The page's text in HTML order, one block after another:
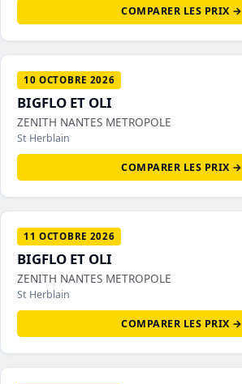
COMPARER LES PRIX →
10 OCTOBRE 2026
BIGFLO ET OLI
ZENITH NANTES METROPOLE
St Herblain
COMPARER LES PRIX →
11 OCTOBRE 2026
BIGFLO ET OLI
ZENITH NANTES METROPOLE
St Herblain
COMPARER LES PRIX →